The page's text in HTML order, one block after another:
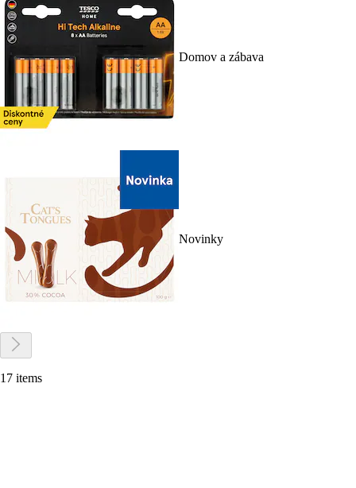
Domov a zábava
Novinky
17 items